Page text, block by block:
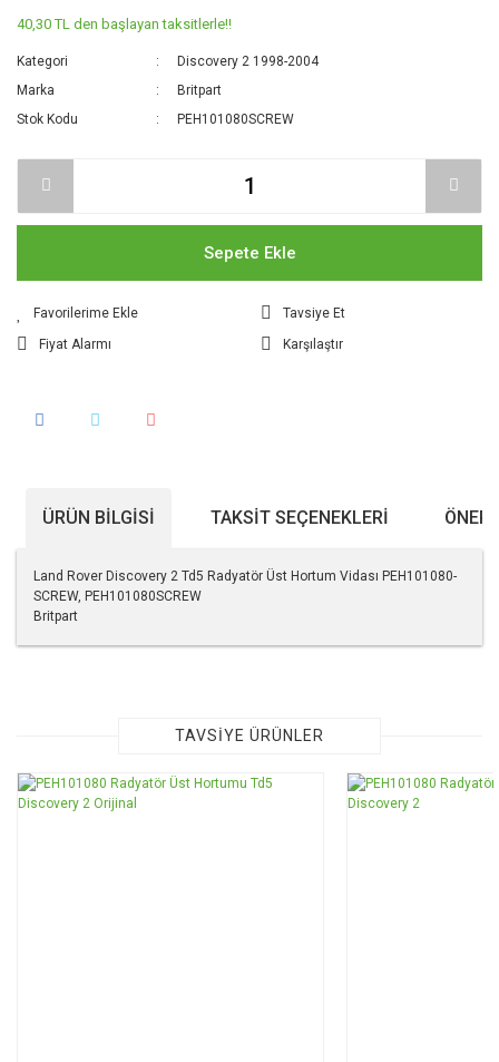
40,30 TL den başlayan taksitlerle!!
Kategori
Discovery 2 1998-2004
Marka
Britpart
Stok Kodu
PEH101080SCREW
Sepete Ekle
Tavsiye Et
Fiyat Alarmı
Karşılaştır
ÜRÜN BILGISI TAKSIT SEÇENEKLERI
Land Rover Discovery 2 Td5 Radyatör Üst Hortum Vidası PEH101080-
SCREW, PEH101080SCREW
Britpart
Görüş ve önerileriniz için teşekkür ederiz.
Ürün resmi kalitesiz, bozuk veya görüntülenemiyor.
TAVSİYE ÜRÜNLER